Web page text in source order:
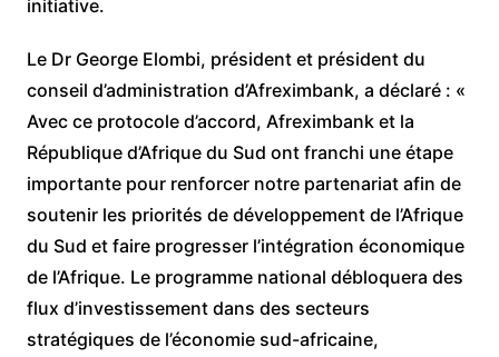
initiative.
Le Dr George Elombi, président et président du
conseil d’administration d’Afreximbank, a déclaré : «
Avec ce protocole d’accord, Afreximbank et la
République d’Afrique du Sud ont franchi une étape
importante pour renforcer notre partenariat afin de
soutenir les priorités de développement de l’Afrique
du Sud et faire progresser l’intégration économique
de l’Afrique. Le programme national débloquera des
flux d’investissement dans des secteurs
stratégiques de l’économie sud-africaine,